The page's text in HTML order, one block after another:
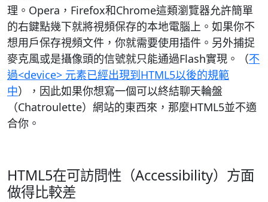
理。Opera，Firefox和Chrome這類瀏覽器允許簡單
的右鍵點幾下就將視頻保存的本地電腦上。如果你不
想用戶保存視頻文件，你就需要使用插件。另外捕捉
麥克風或是攝像頭的信號就只能通過Flash實現。（不
過<device> 元素已經出現到HTML5以後的規範
中），因此如果你想寫一個可以終結聊天輪盤
（Chatroulette）網站的東西來，那麼HTML5並不適
合你。
HTML5在可訪問性（Accessibility）方面
做得比較差